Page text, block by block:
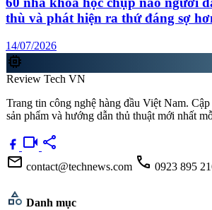
thù và phát hiện ra thứ đáng sợ
14/07/2026
memory
Review Tech VN
Trang tin công nghệ hàng đầu Việt Nam.
sản phẩm và hướng dẫn thủ thuật mới nhất
videocam share
mail contact@technews.com call 0923 895
category Danh mục